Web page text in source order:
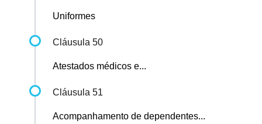
Uniformes
Cláusula 50
Atestados médicos e...
Cláusula 51
Acompanhamento de dependentes...